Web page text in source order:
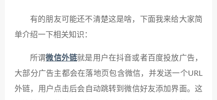
有的朋友可能还不清楚这是啥，下面我来给大家简
单介绍一下相关知识：
所谓微信外链就是用户在抖音或者百度投放广告，
大部分广告主都会在落地页包含微信，并发送一个URL
外链，用户点击后会自动跳转到微信好友添加界面。这